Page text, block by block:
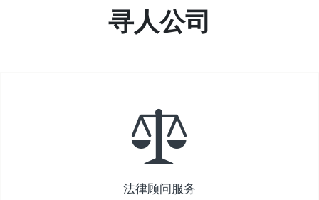
寻人公司
法律顾问服务